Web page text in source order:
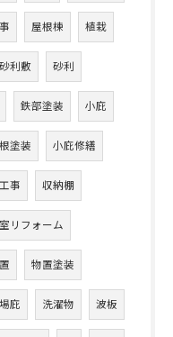
屋根棟 植栽
砂利敷 砂利
鉄部塗装 小庇
塗装 小庇修繕
事 収納棚
リフォーム
物置塗装
庇 洗濯物 波板